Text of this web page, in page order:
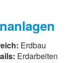
Erdbau
Erdarbeiten